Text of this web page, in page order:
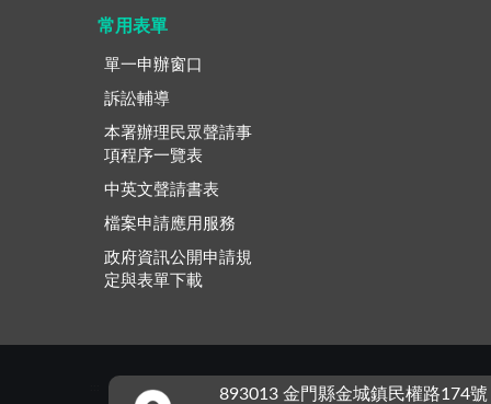
常用表單
單一申辦窗口
訴訟輔導
本署辦理民眾聲請事
項程序一覽表
中英文聲請書表
檔案申請應用服務
政府資訊公開申請規
定與表單下載
893013 金門縣金城鎮民權路174號